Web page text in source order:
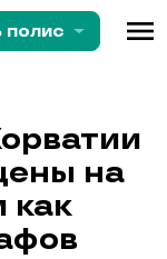
полис menu
на
как